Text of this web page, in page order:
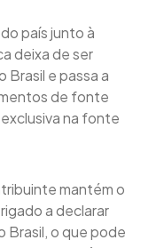
país junto à
deixa de ser
Brasil e passa a
de fonte
na fonte
mantém o
a declarar
Brasil, o que pode